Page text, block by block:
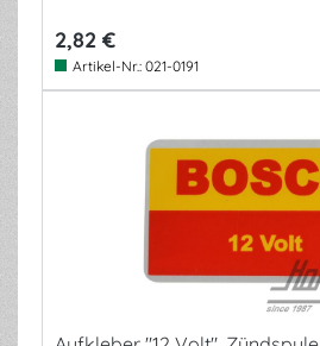
2,82 €
Artikel-Nr.: 021-0191